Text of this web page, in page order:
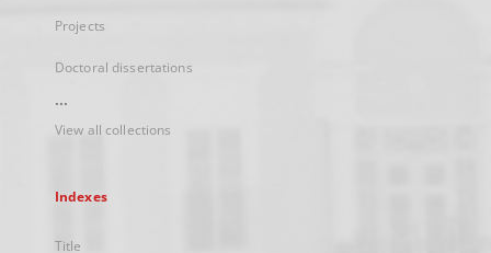
Projects
Doctoral dissertations
...
View all collections
Indexes
Title